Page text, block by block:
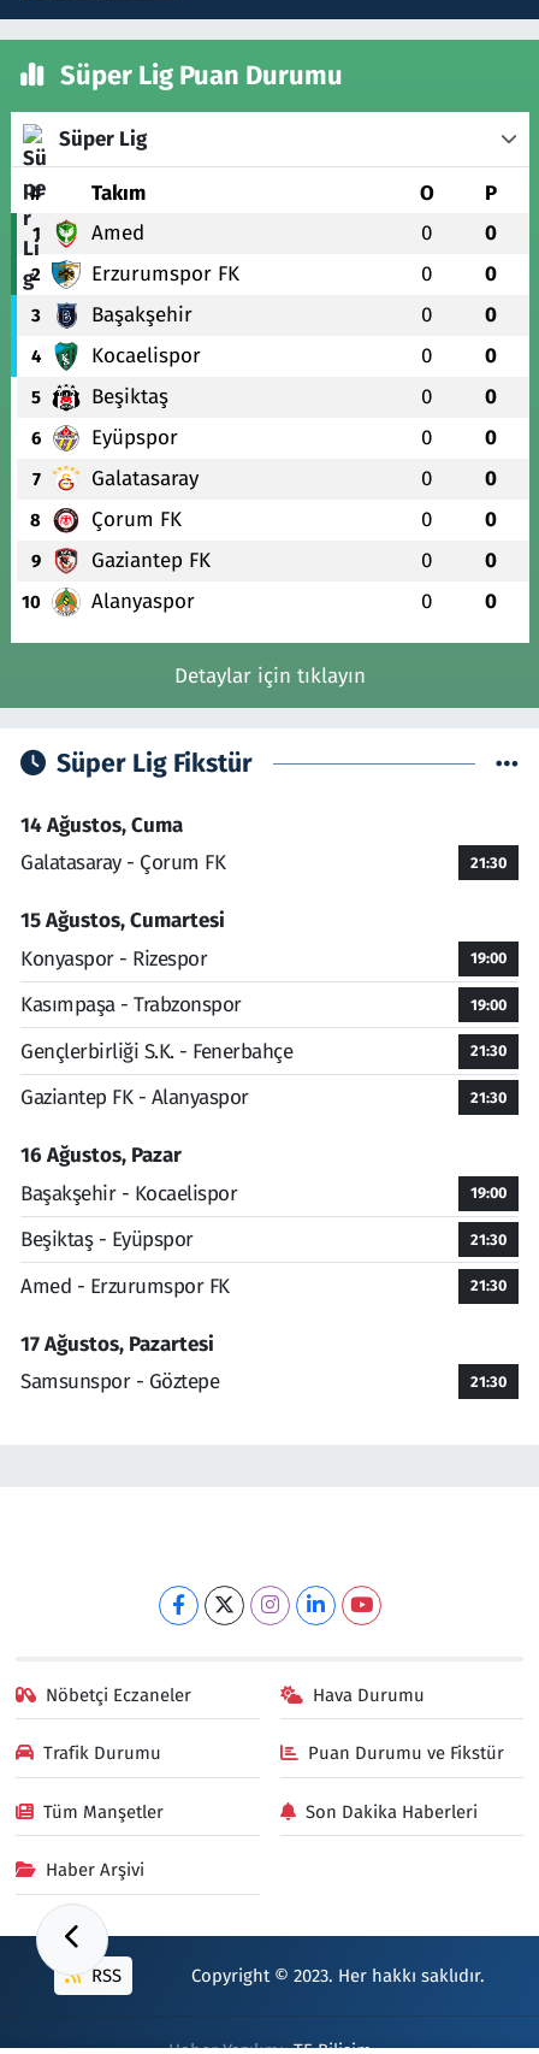
Süper Lig Puan Durumu
Süper Lig
# Takım O P
1 Amed 0 0
2 Erzurumspor FK 0 0
3 Başakşehir 0 0
4 Kocaelispor 0 0
5 Beşiktaş 0 0
6 Eyüpspor 0 0
7 Galatasaray 0 0
8 Çorum FK 0 0
9 Gaziantep FK 0 0
10 Alanyaspor 0 0
Detaylar için tıklayın
Süper Lig Fikstür
14 Ağustos, Cuma
Galatasaray - Çorum FK
21:30
15 Ağustos, Cumartesi
Konyaspor - Rizespor
19:00
Kasımpaşa - Trabzonspor 19:00
Gençlerbirliği S.K. - Fenerbahçe 21:30
Gaziantep FK - Alanyaspor 21:30
16 Ağustos, Pazar
Başakşehir - Kocaelispor
19:00
Beşiktaş - Eyüpspor 21:30
Amed - Erzurumspor FK 21:30
17 Ağustos, Pazartesi
Samsunspor - Göztepe
21:30
Nöbetçi Eczaneler Hava Durumu
Trafik Durumu Puan Durumu ve Fikstür
Tüm Manşetler Son Dakika Haberleri
Haber Arşivi
RSS Copyright © 2023. Her hakkı saklıdır.